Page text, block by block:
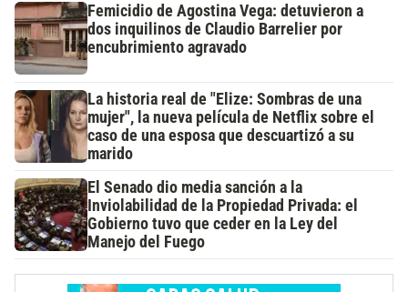
Femicidio de Agostina Vega: detuvieron a
dos inquilinos de Claudio Barrelier por
encubrimiento agravado
La historia real de "Elize: Sombras de una
mujer", la nueva película de Netflix sobre el
caso de una esposa que descuartizó a su
marido
El Senado dio media sanción a la
Inviolabilidad de la Propiedad Privada: el
Gobierno tuvo que ceder en la Ley del
Manejo del Fuego